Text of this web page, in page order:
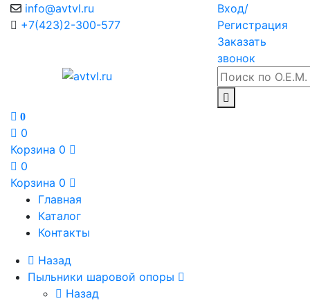
info@avtvl.ru
+7(423)2-300-577
Вход/
Регистрация
Заказать
звонок
0
0
Корзина 0
0
Корзина 0
Главная
Каталог
Контакты
Назад
Пыльники шаровой опоры
Назад